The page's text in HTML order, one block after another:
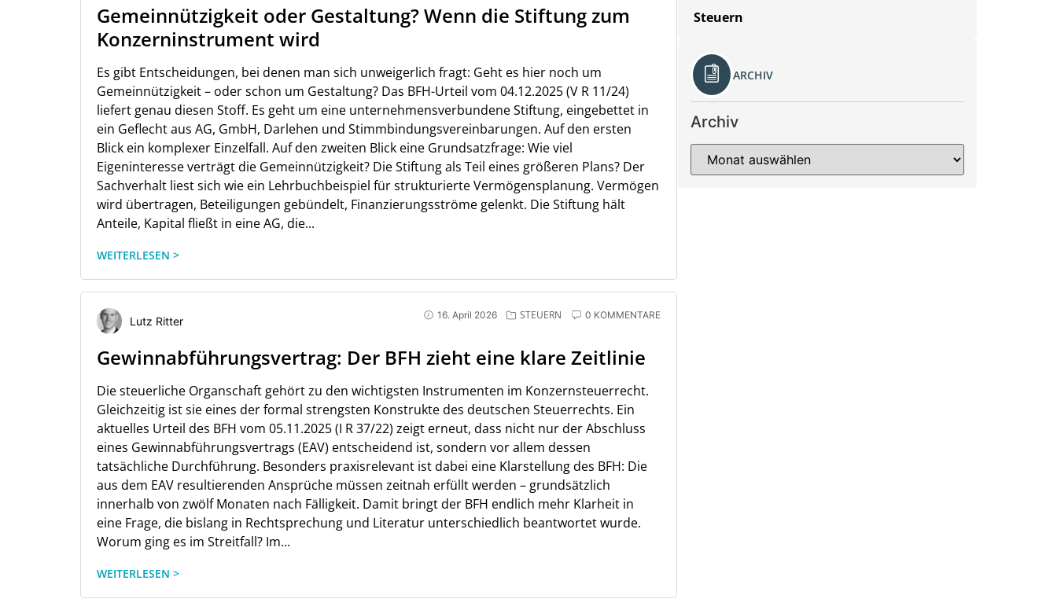
Gemeinnützigkeit oder Gestaltung? Wenn die Stiftung zum
Konzerninstrument wird
Es gibt Entscheidungen, bei denen man sich unweigerlich fragt: Geht es hier noch um
Gemeinnützigkeit – oder schon um Gestaltung? Das BFH-Urteil vom 04.12.2025 (V R 11/24)
liefert genau diesen Stoff. Es geht um eine unternehmensverbundene Stiftung, eingebettet in
ein Geflecht aus AG, GmbH, Darlehen und Stimmbindungsvereinbarungen. Auf den ersten
Blick ein komplexer Einzelfall. Auf den zweiten Blick eine Grundsatzfrage: Wie viel
Eigeninteresse verträgt die Gemeinnützigkeit? Die Stiftung als Teil eines größeren Plans? Der
Sachverhalt liest sich wie ein Lehrbuchbeispiel für strukturierte Vermögensplanung. Vermögen
wird übertragen, Beteiligungen gebündelt, Finanzierungsströme gelenkt. Die Stiftung hält
Anteile, Kapital fließt in eine AG, die...
WEITERLESEN >
Lutz Ritter 0 KOMMENTARE
STEUERN
16. April 2026
Gewinnabführungsvertrag: Der BFH zieht eine klare Zeitlinie
Die steuerliche Organschaft gehört zu den wichtigsten Instrumenten im Konzernsteuerrecht.
Gleichzeitig ist sie eines der formal strengsten Konstrukte des deutschen Steuerrechts. Ein
aktuelles Urteil des BFH vom 05.11.2025 (I R 37/22) zeigt erneut, dass nicht nur der Abschluss
eines Gewinnabführungsvertrags (EAV) entscheidend ist, sondern vor allem dessen
tatsächliche Durchführung. Besonders praxisrelevant ist dabei eine Klarstellung des BFH: Die
aus dem EAV resultierenden Ansprüche müssen zeitnah erfüllt werden – grundsätzlich
innerhalb von zwölf Monaten nach Fälligkeit. Damit bringt der BFH endlich mehr Klarheit in
eine Frage, die bislang in Rechtsprechung und Literatur unterschiedlich beantwortet wurde.
Worum ging es im Streitfall? Im...
WEITERLESEN >
Steuern
ARCHIV
Archiv